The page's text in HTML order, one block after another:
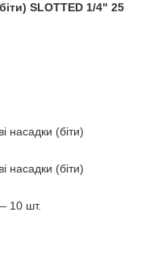
SLOTTED 1/4" 25
насадки (біти)
насадки (біти)
10 шт.